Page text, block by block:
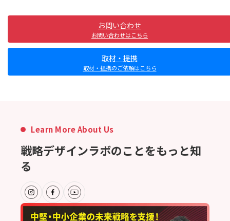
お問い合わせ
お問い合わせはこちら
取材・提携
取材・提携のご依頼はこちら
Learn More About Us
戦略デザインラボのことをもっと知
る